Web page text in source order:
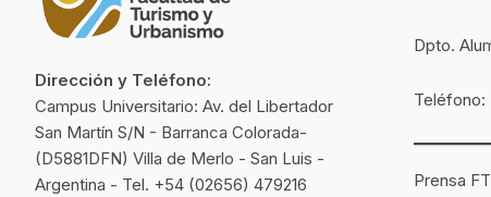
Dirección y Teléfono:
Campus Universitario: Av. del Libertador
San Martín S/N - Barranca Colorada-
(D5881DFN) Villa de Merlo - San Luis -
Argentina - Tel. +54 (02656) 479216
Dpto.
Teléfono:
Prensa